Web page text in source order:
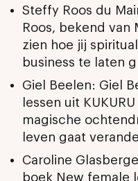
Steffy Roos du
Roos, bekend van
zien hoe jij
business te laten
Giel Beelen: Giel
lessen uit
magische
leven gaat
Caroline
boek New female